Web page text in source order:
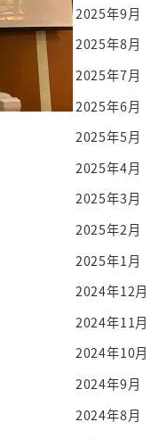
2025年9月
2025年8月
2025年7月
2025年6月
2025年5月
2025年4月
2025年3月
2025年2月
2025年1月
2024年12月
2024年11月
2024年10月
2024年9月
2024年8月